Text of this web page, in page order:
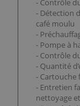
- Contrôle
- Détection
café moulu
-
- Pompe à
- Contrôle
- Quantité
- Cartouche
- Entretien
nettoyage